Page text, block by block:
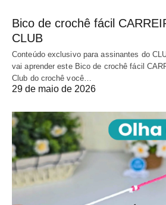
Bico de crochê fácil
CLUB
Conteúdo exclusivo para assinantes do
vai aprender este Bico de crochê fácil
Club do crochê você…
29 de maio de 2026